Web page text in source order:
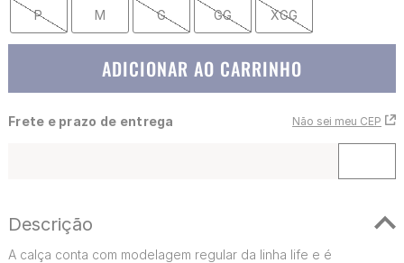
P M G GG XGG
ADICIONAR AO CARRINHO
Frete e prazo de entrega Não sei meu CEP
Descrição
A calça conta com modelagem regular da linha life e é